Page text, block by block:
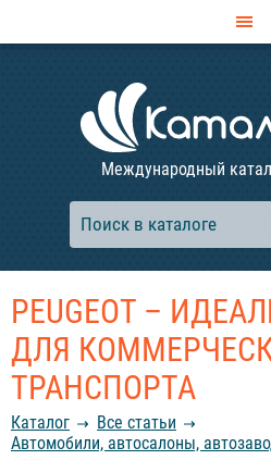
Международный
PEUGEOT –
ДЛЯ
ТРАНСПОРТА
Каталог
Все статьи
Автомобили, автосалоны,